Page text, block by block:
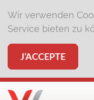
Wir verwenden
Service bieten zu
J’ACCEPTE